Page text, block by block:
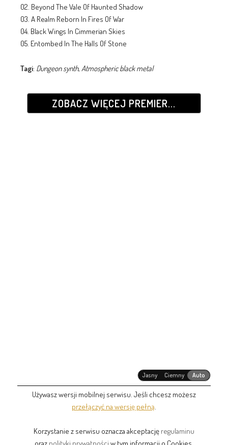
02. Beyond The Vale Of Haunted Shadow
03. A Realm Reborn In Fires Of War
04. Black Wings In Cimmerian Skies
05. Entombed In The Halls Of Stone
Tagi: Dungeon synth, Atmospheric black metal
ZOBACZ WIĘCEJ PREMIER...
Jasny Ciemny Auto
Używasz wersji mobilnej serwisu. Jeśli chcesz możesz
przełączyć na wersję pełną
Korzystanie z serwisu oznacza akceptację regulaminu
oraz polityki prywatności w tym informacji o Cookies.